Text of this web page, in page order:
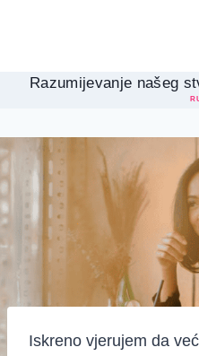
Razumijevanje našeg
Iskreno vjerujem da